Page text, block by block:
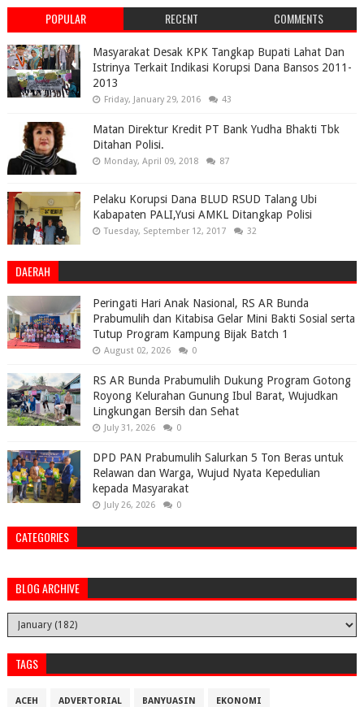
POPULAR RECENT COMMENTS
Masyarakat Desak KPK Tangkap Bupati Lahat Dan
Istrinya Terkait Indikasi Korupsi Dana Bansos 2011-
2013
Friday, January 29, 2016 43
Matan Direktur Kredit PT Bank Yudha Bhakti Tbk
Ditahan Polisi.
Monday, April 09, 2018 87
Pelaku Korupsi Dana BLUD RSUD Talang Ubi
Kabapaten PALI,Yusi AMKL Ditangkap Polisi
Tuesday, September 12, 2017 32
DAERAH
Peringati Hari Anak Nasional, RS AR Bunda
Prabumulih dan Kitabisa Gelar Mini Bakti Sosial serta
Tutup Program Kampung Bijak Batch 1
August 02, 2026 0
RS AR Bunda Prabumulih Dukung Program Gotong
Royong Kelurahan Gunung Ibul Barat, Wujudkan
Lingkungan Bersih dan Sehat
July 31, 2026 0
DPD PAN Prabumulih Salurkan 5 Ton Beras untuk
Relawan dan Warga, Wujud Nyata Kepedulian
kepada Masyarakat
July 26, 2026 0
CATEGORIES
BLOG ARCHIVE
TAGS
ACEH ADVERTORIAL BANYUASIN EKONOMI